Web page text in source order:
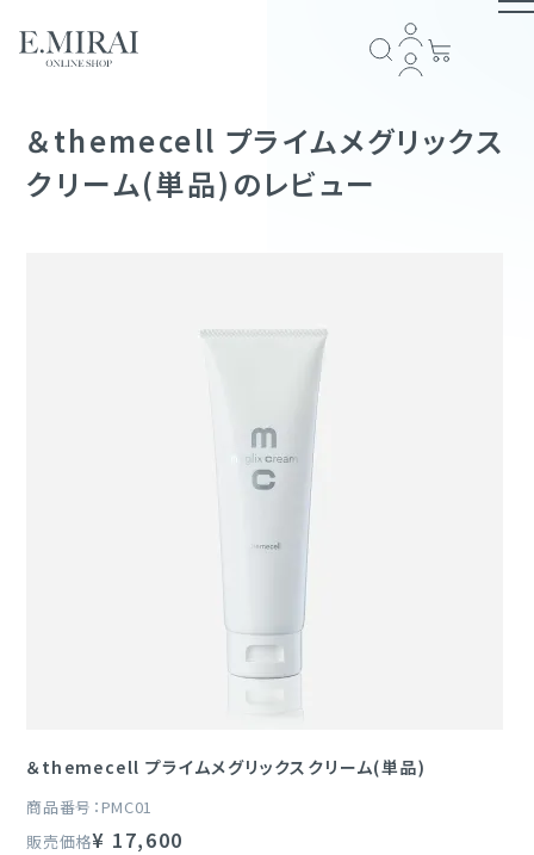
商品ラインナップ
Shin&Me
＆themecell プライムメグリックス
クリーム(単品)のレビュー
＆themecell プライムメグリックスクリーム(単品)
商品番号 PMC01
販売価格¥ 17,600